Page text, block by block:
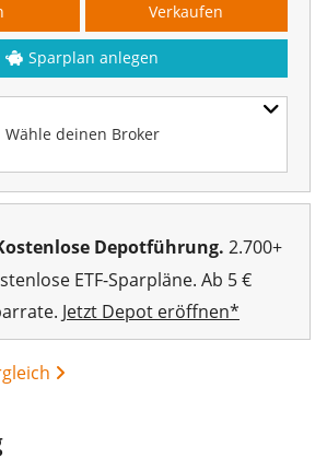
Wähle deinen Broker
Verkaufen
Sparplan anlegen
Depotführung. 2.700+
ETF-Sparpläne. Ab 5 €
Jetzt Depot eröffnen*